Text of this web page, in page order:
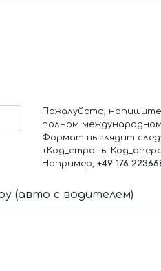
Пожалуйста,
полном
Формат выглядит
+Код_страны
Например, +49 176
(авто с водителем)